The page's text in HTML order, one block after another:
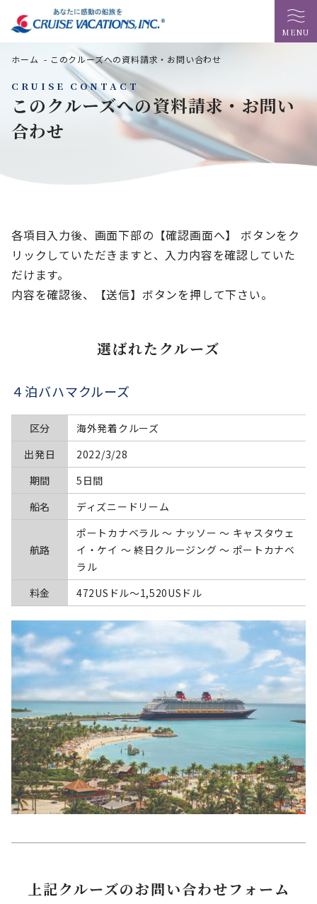
MENU
CRUISE CONTACT
このクルーズへの資料請求・お問い
合わせ
ホーム - このクルーズへの資料請求・お問い合わせ
各項目入力後、画面下部の【確認画面へ】 ボタンをク
リックしていただきますと、入力内容を確認していた
だけます。
内容を確認後、【送信】ボタンを押して下さい。
選ばれたクルーズ
４泊バハマクルーズ
区分
海外発着クルーズ
出発日
2022/3/28
期間
5日間
船名
ディズニードリーム
航路
ポートカナベラル ～ ナッソー ～ キャスタウェ
イ・ケイ ～ 終日クルージング ～ ポートカナベ
ラル
料金
472USドル〜1,520USドル
上記クルーズのお問い合わせフォーム